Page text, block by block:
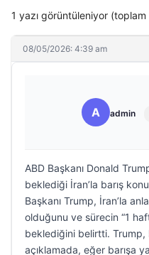
1 yazı görüntüleniyor (toplam
08/05/2026: 4:39 am
A admin
ABD Başkanı Donald
beklediği İran’la barış
Başkanı Trump, İran’la
olduğunu ve sürecin “1
beklediğini belirtti. Trump,
açıklamada, eğer barışa